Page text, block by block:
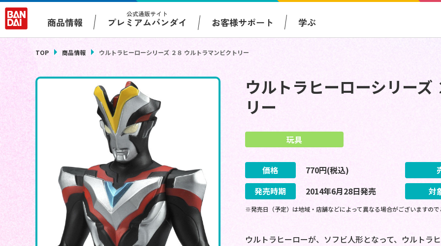
商品情報
公式通販サイト
プレミアムバンダイ お客様サポート 学ぶ
TOP 商品情報 ウルトラヒーローシリーズ ２８ ウルトラマンビクトリー
ウルトラヒーローシリー
リー
玩具
価格 770円(税込)
発売時期
2014年6月28日発売 対
※発売日（予定）は地域・店舗などによって異なる場合がございますの
ウルトラヒーローが、ソフビ人形となって、ウルトラ